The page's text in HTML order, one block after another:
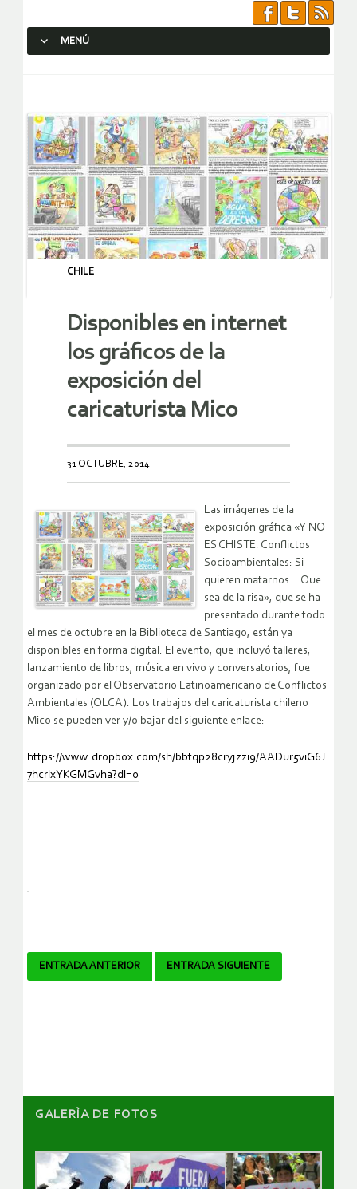
MENÚ
CHILE
Disponibles en internet
los gráficos de la
exposición del
caricaturista Mico
31 OCTUBRE, 2014
Las imágenes de la
exposición gráfica «Y NO
ES CHISTE. Conflictos
Socioambientales: Si
quieren matarnos… Que
sea de la risa», que se ha
presentado durante todo
el mes de octubre en la Biblioteca de Santiago, están ya
disponibles en forma digital. El evento, que incluyó talleres,
lanzamiento de libros, música en vivo y conversatorios, fue
organizado por el Observatorio Latinoamericano de Conflictos
Ambientales (OLCA). Los trabajos del caricaturista chileno
Mico se pueden ver y/o bajar del siguiente enlace:
https://www.dropbox.com/sh/bbtqp28cryjzzi9/AADur5viG6J
7hcrlxYKGMGvha?dl=0
Navegador
ENTRADA ANTERIOR ENTRADA SIGUIENTE
GALERÌA DE FOTOS